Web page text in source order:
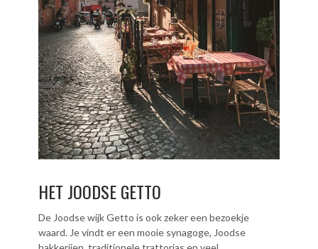
HET JOODSE GETTO
De Joodse wijk Getto is ook zeker een bezoekje
waard. Je vindt er een mooie synagoge, Joodse